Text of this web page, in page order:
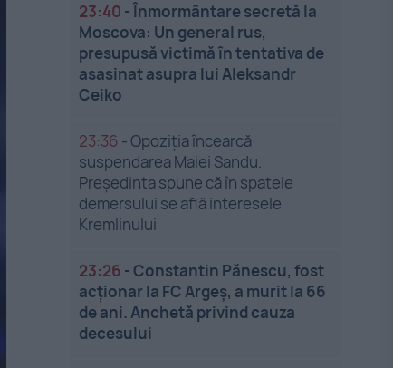
23:40 -Înmormântare secretă la
Moscova: Un general rus,
presupusă victimă în tentativa de
asasinat asupra lui Aleksandr
Ceiko
23:36 -Opoziția încearcă
suspendarea Maiei Sandu.
Președinta spune că în spatele
demersului se află interesele
Kremlinului
23:26 -Constantin Pănescu, fost
acționar la FC Argeș, a murit la 66
de ani. Anchetă privind cauza
decesului